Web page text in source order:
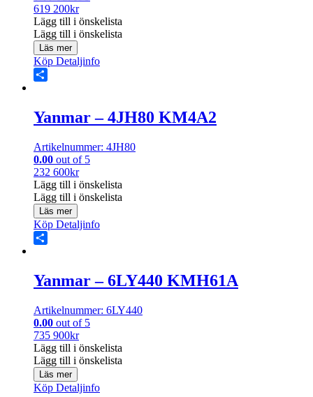
619 200kr
Lägg till i önskelista
Lägg till i önskelista
Läs mer
Köp Detaljinfo
Yanmar – 4JH80 KM4A2
Artikelnummer: 4JH80
0.00 out of 5
232 600kr
Lägg till i önskelista
Lägg till i önskelista
Läs mer
Köp Detaljinfo
Yanmar – 6LY440 KMH61A
Artikelnummer: 6LY440
0.00 out of 5
735 900kr
Lägg till i önskelista
Lägg till i önskelista
Läs mer
Köp Detaljinfo